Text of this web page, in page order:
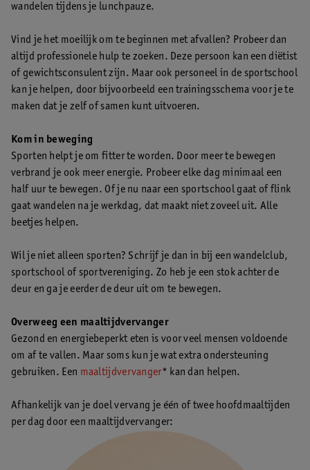
wandelen tijdens je lunchpauze.
Vind je het moeilijk om te beginnen met afvallen? Probeer dan
altijd professionele hulp te zoeken. Deze persoon kan een diëtist
of gewichtsconsulent zijn. Maar ook personeel in de sportschool
kan je helpen, door bijvoorbeeld een trainingsschema voor je te
maken dat je zelf of samen kunt uitvoeren.
Kom in beweging
Sporten helpt je om fitter te worden. Door meer te bewegen
verbrand je ook meer energie. Probeer elke dag minimaal een
half uur te bewegen. Of je nu naar een sportschool gaat of flink
gaat wandelen na je werkdag, dat maakt niet zoveel uit. Alle
beetjes helpen.
Wil je niet alleen sporten? Schrijf je dan in bij een wandelclub,
sportschool of sportvereniging. Zo heb je een stok achter de
deur en ga je eerder de deur uit om te bewegen.
Overweeg een maaltijdvervanger
Gezond en energiebeperkt eten is voor veel mensen voldoende
om af te vallen. Maar soms kun je wat extra ondersteuning
gebruiken. Een maaltijdvervanger* kan dan helpen.
Afhankelijk van je doel vervang je één of twee hoofdmaaltijden
per dag door een maaltijdvervanger: